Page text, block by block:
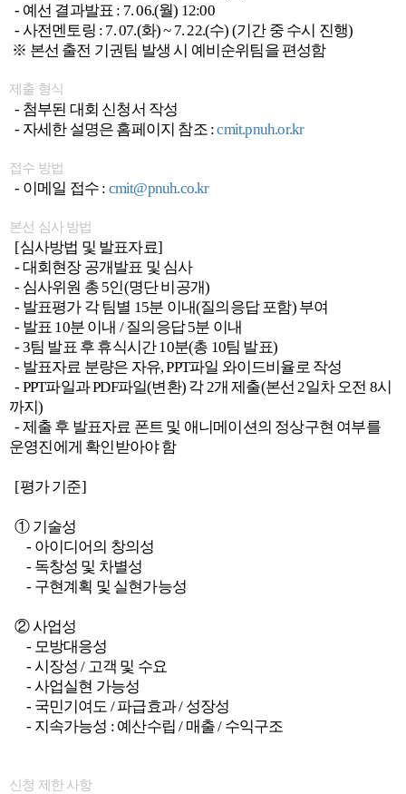
- 예선 결과발표 : 7. 06.(월) 12:00
- 사전멘토링 : 7. 07.(화) ~ 7. 22.(수) (기간 중 수시 진행)
※ 본선 출전 기권팀 발생 시 예비순위팀을 편성함
제출 형식
- 첨부된 대회 신청서 작성
- 자세한 설명은 홈페이지 참조 :cmit.pnuh.or.kr
접수 방법
- 이메일 접수 : cmit@pnuh.co.kr
본선 심사 방법
[심사방법 및 발표자료]
- 대회현장 공개발표 및 심사
- 심사위원 총 5인(명단 비공개)
- 발표평가 각 팀별 15분 이내(질의응답 포함) 부여
- 발표 10분 이내 / 질의응답 5분 이내
- 3팀 발표 후 휴식시간 10분(총 10팀 발표)
- 발표자료 분량은 자유, PPT파일 와이드비율로 작성
- PPT파일과 PDF파일(변환) 각 2개 제출(본선 2일차 오전 8시
까지)
- 제출 후 발표자료 폰트 및 애니메이션의 정상구현 여부를
운영진에게 확인받아야 함
[평가 기준]
① 기술성
- 아이디어의 창의성
- 독창성 및 차별성
- 구현계획 및 실현가능성
② 사업성
- 모방대응성
- 시장성 / 고객 및 수요
- 사업실현 가능성
- 국민기여도 / 파급효과 / 성장성
- 지속가능성 : 예산수립 / 매출 / 수익구조
신청 제한 사항